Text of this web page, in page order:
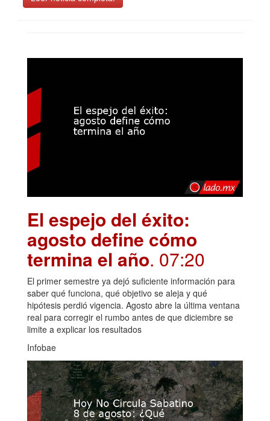
El espejo del éxito:
agosto define cómo
termina el año. 07:20
El primer semestre ya dejó suficiente información para
saber qué funciona, qué objetivo se aleja y qué
hipótesis perdió vigencia. Agosto abre la última ventana
real para corregir el rumbo antes de que diciembre se
limite a explicar los resultados
Infobae